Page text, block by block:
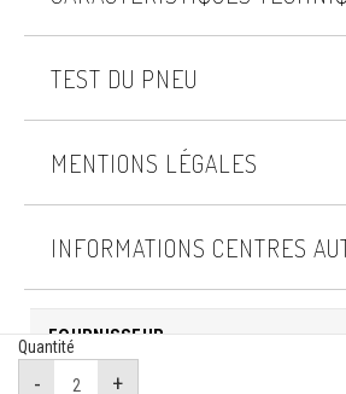
Quantité
TEST DU PNEU
MENTIONS LÉGALES
INFORMATIONS CENTRES
FOURNISSEUR